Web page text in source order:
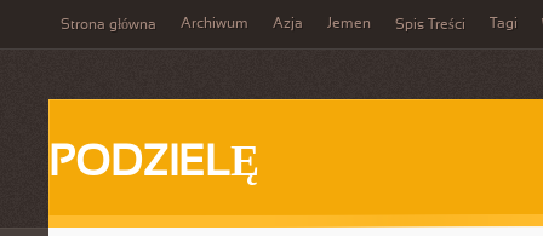
Strona główna Archiwum Azja Jemen Spis Treści Tagi
PODZIELĘ